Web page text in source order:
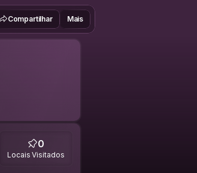
Compartilhar Mais
0
Locais Visitados